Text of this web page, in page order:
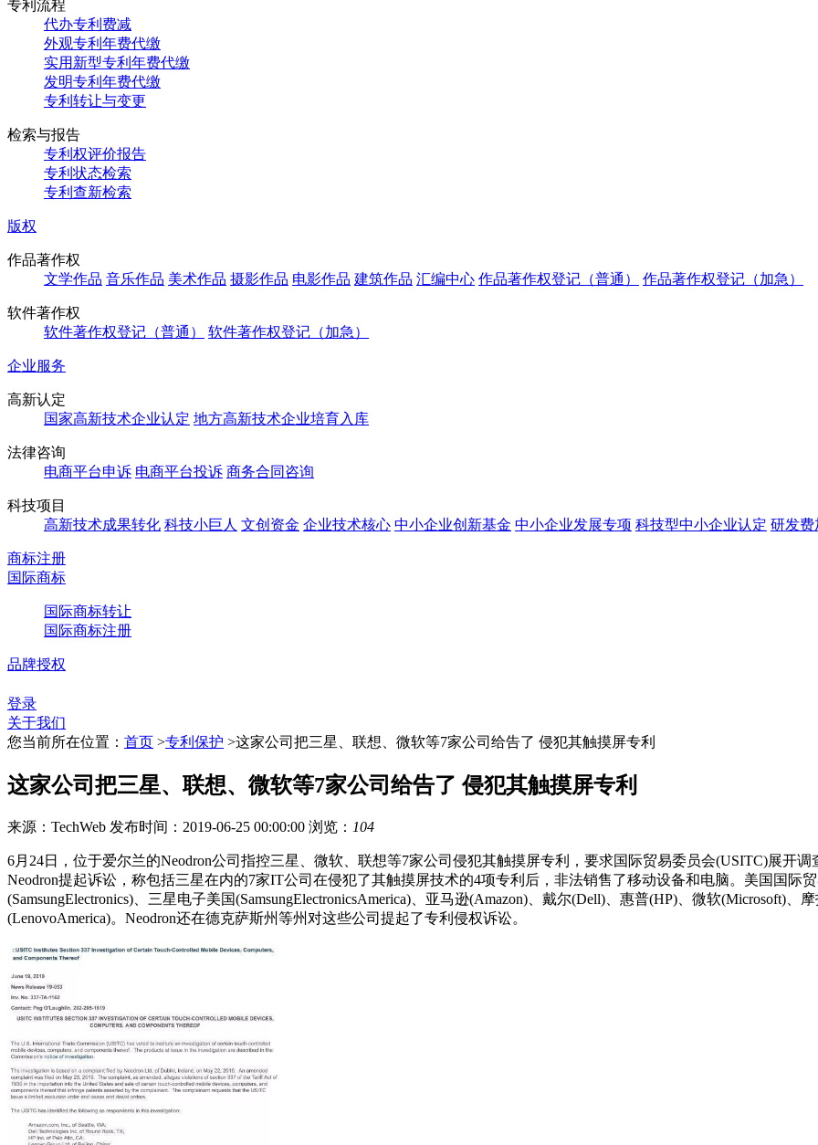
专利流程
代办专利费减
外观专利年费代缴
实用新型专利年费代缴
发明专利年费代缴
专利转让与变更
检索与报告
专利权评价报告
专利状态检索
专利查新检索
版权
作品著作权
文学作品 音乐作品 美术作品 摄影作品 电影作品 建筑作品 汇编中心 作品著作权登记（普通） 作品著作权登记（加急）
软件著作权
软件著作权登记（普通）
软件著作权登记（加急）
企业服务
高新认定
国家高新技术企业认定 地方高新技术企业培育入库
法律咨询
电商平台申诉 电商平台投诉 商务合同咨询
科技项目
高新技术成果转化 科技小巨人 文创资金 企业技术核心 中小企业创新基金 中小企业发展专项 科技型中小企业认定 研发费
商标注册
国际商标
国际商标转让
国际商标注册
品牌授权
登录
关于我们
您当前所在位置： 首页 >专利保护 >这家公司把三星、联想、微软等7家公司给告了 侵犯其触摸屏专利
这家公司把三星、联想、微软等7家公司给告了 侵犯其触摸屏专利
来源：TechWeb 发布时间：2019-06-25 00:00:00 浏览： 104
6月24日，位于爱尔兰的Neodron公司指控三星、微软、联想等7家公司侵犯其触摸屏专利，要求国际贸易委员会(USITC)展开
Neodron提起诉讼，称包括三星在内的7家IT公司在侵犯了其触摸屏技术的4项专利后，非法销售了移动设备和电脑。美国国际
(SamsungElectronics)、三星电子美国(SamsungElectronicsAmerica)、亚马逊(Amazon)、戴尔(Dell)、惠普(HP)、微软(Microsoft)、
(LenovoAmerica)。Neodron还在德克萨斯州等州对这些公司提起了专利侵权诉讼。